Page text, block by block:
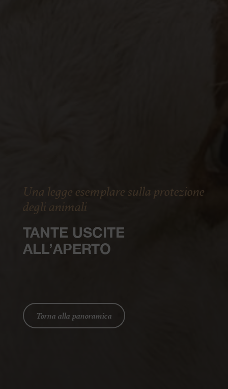
Una legge esemplare sulla protezione
degli animali
TANTE USCITE
ALL’APERTO
Torna alla panoramica